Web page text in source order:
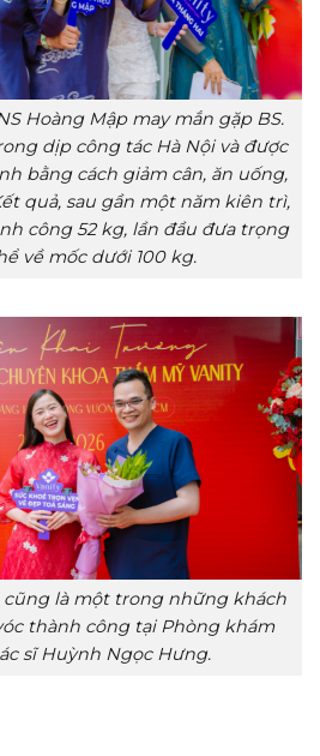
Hoàng Mập may mắn gặp BS.
dịp công tác Hà Nội và được
bằng cách giảm cân, ăn uống,
quả, sau gần một năm kiên trì,
công 52 kg, lần đầu đưa trọng
về mốc dưới 100 kg.
cũng là một trong những khách
thành công tại Phòng khám
sĩ Huỳnh Ngọc Hưng.